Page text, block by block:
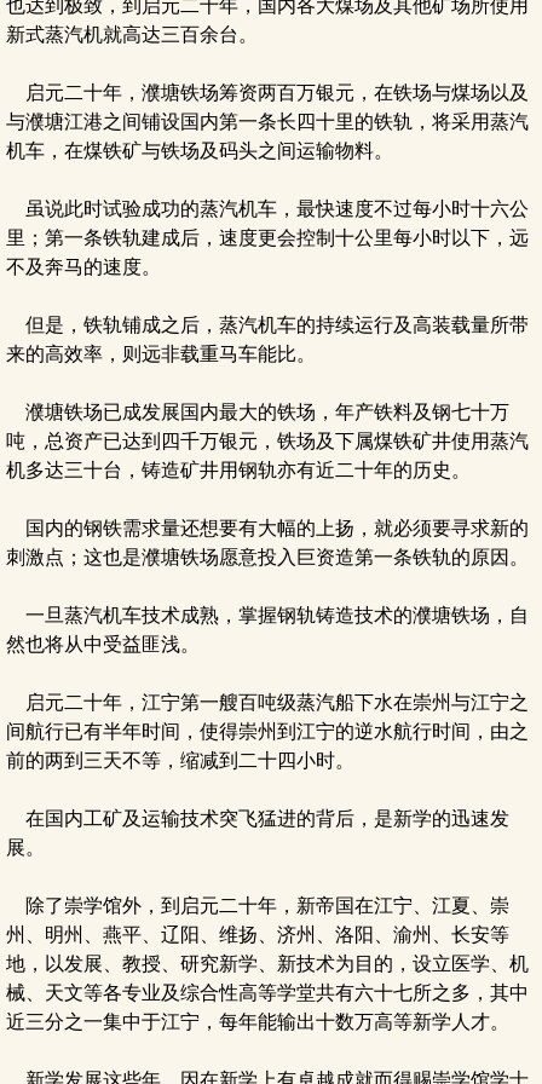
也达到极致，到启元二十年，国内各大煤场及其他矿场所使用
新式蒸汽机就高达三百余台。
启元二十年，濮塘铁场筹资两百万银元，在铁场与煤场以及
与濮塘江港之间铺设国内第一条长四十里的铁轨，将采用蒸汽
机车，在煤铁矿与铁场及码头之间运输物料。
虽说此时试验成功的蒸汽机车，最快速度不过每小时十六公
里；第一条铁轨建成后，速度更会控制十公里每小时以下，远
不及奔马的速度。
但是，铁轨铺成之后，蒸汽机车的持续运行及高装载量所带
来的高效率，则远非载重马车能比。
濮塘铁场已成发展国内最大的铁场，年产铁料及钢七十万
吨，总资产已达到四千万银元，铁场及下属煤铁矿井使用蒸汽
机多达三十台，铸造矿井用钢轨亦有近二十年的历史。
国内的钢铁需求量还想要有大幅的上扬，就必须要寻求新的
刺激点；这也是濮塘铁场愿意投入巨资造第一条铁轨的原因。
一旦蒸汽机车技术成熟，掌握钢轨铸造技术的濮塘铁场，自
然也将从中受益匪浅。
启元二十年，江宁第一艘百吨级蒸汽船下水在崇州与江宁之
间航行已有半年时间，使得崇州到江宁的逆水航行时间，由之
前的两到三天不等，缩减到二十四小时。
在国内工矿及运输技术突飞猛进的背后，是新学的迅速发
展。
除了崇学馆外，到启元二十年，新帝国在江宁、江夏、崇
州、明州、燕平、辽阳、维扬、济州、洛阳、渝州、长安等
地，以发展、教授、研究新学、新技术为目的，设立医学、机
械、天文等各专业及综合性高等学堂共有六十七所之多，其中
近三分之一集中于江宁，每年能输出十数万高等新学人才。
新学发展这些年，因在新学上有卓越成就而得赐崇学馆学士